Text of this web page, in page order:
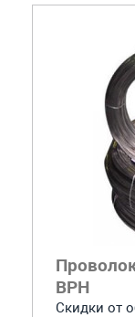
ВРН
Скидки от